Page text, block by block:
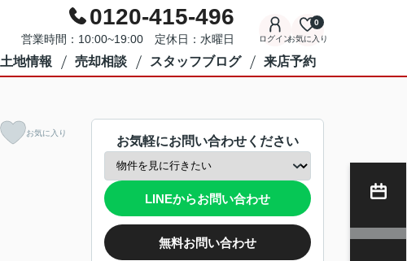
0120-415-496
営業時間：10:00~19:00 定休日：水曜日 ログインお気に入り
0
土地情報 売却相談 スタッフブログ 来店予約
お気に入り
お気軽にお問い合わせください
LINEからお問い合わせ
無料お問い合わせ